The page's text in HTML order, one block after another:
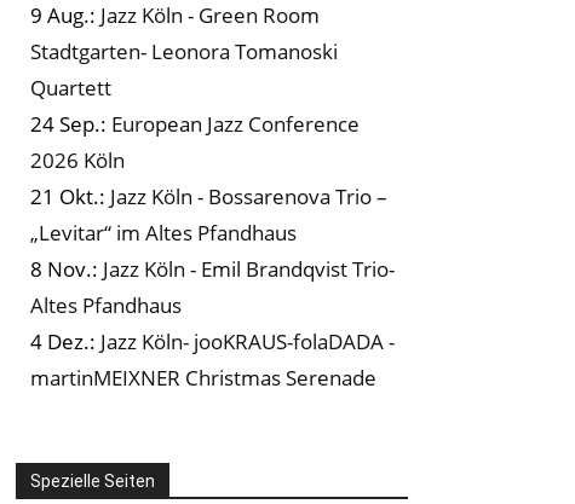
9 Aug.: Jazz Köln - Green Room
Stadtgarten- Leonora Tomanoski
Quartett
24 Sep.: European Jazz Conference
2026 Köln
21 Okt.: Jazz Köln - Bossarenova Trio –
„Levitar“ im Altes Pfandhaus
8 Nov.: Jazz Köln - Emil Brandqvist Trio-
Altes Pfandhaus
4 Dez.: Jazz Köln- jooKRAUS-folaDADA -
martinMEIXNER Christmas Serenade
Spezielle Seiten